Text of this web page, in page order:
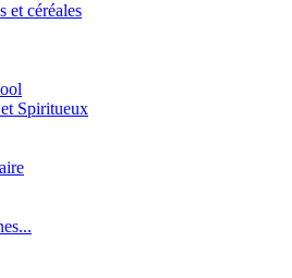
et céréales
Spiritueux